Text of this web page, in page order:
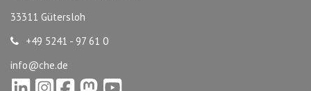
33311 Gütersloh
+49 5241 - 97 61 0
info@che.de